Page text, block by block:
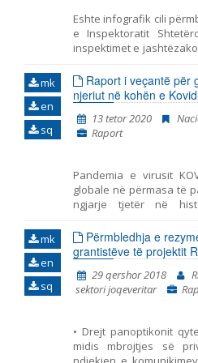
kuptim, njëri nga
kushtetues konsiston
themelor të ndarjes
ekzekutiv dhe gjyqësor
këtyre pushteteve në
kushtetues me qëllim të
shoqërisë
drejtës dhe liritë e
Eshte infografik cili
e Inspektoratit
inspektimet e
përkatëse për
Inspektoratit. Ky
projektit “Rritja e
përmirësimit të
punës në
Qeveria e Mbretërisë
Ambasadës
publikimi nuk
qëndrimin ose
Bashkuar.
mk
en
sq
Raport i veçantë për
njeriut në kohën e
13 tetor 2020
Raport
Pandemia e virusit
globale në përmasa të
ngjarje tjetër në
shëndetësore në rritje
pothuajse të gjitha
pasoja të
nga të cilat
rimëkëmbet. Duke
rrjedhën e pasigurt të
to edhe e jona, e
e gjendjes së
plotësisht me
korona. Dhe,
mk
en
sq
Përmbledhja e
grantistëve të projektit
29 qershor 2018
sektori joqeveritar
• Drejt panoptikonit
midis mbrojtjes së